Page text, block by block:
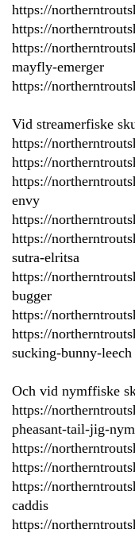
https://
https://
https://
mayfly-emerger
https://
Vid streamerfiske
https://
https://
https://
envy
https://
https://
sutra-elritsa
https://
bugger
https://
https://
sucking-bunny-leech
Och vid nymffiske
https://
pheasant-tail-jig-
https://
https://
https://
caddis
https://